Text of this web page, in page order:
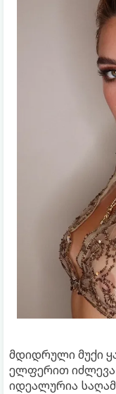
მდიდრული მუქი
ელფერით იძლევა
იდეალურია